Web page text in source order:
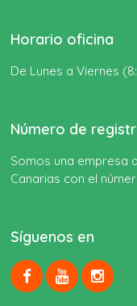
Horario oficina
De Lunes a Viernes
Número de
Somos una empresa
Canarias con el
Síguenos en